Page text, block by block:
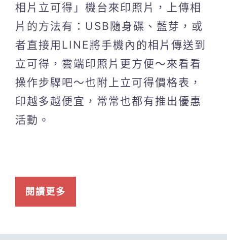
相片立可得」機台來印照片，上傳相
片的方法有：USB隨身碟、藍芽，或
者直接用LINE將手機內的相片傳送到
立可得，雲端印照片更方便～來看看
操作步驟吧～也附上立可得價格表，
印越多越便宜，常常也都有推出優惠
活動。
閱讀更多